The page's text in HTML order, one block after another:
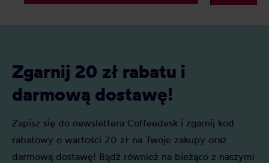
Zgarnij 20 zł rabatu i
darmową dostawę!
Zapisz się do newslettera Coffeedesk i zgarnij kod
rabatowy o wartości 20 zł na Twoje zakupy oraz
darmową dostawę! Bądź również na bieżąco z naszymi